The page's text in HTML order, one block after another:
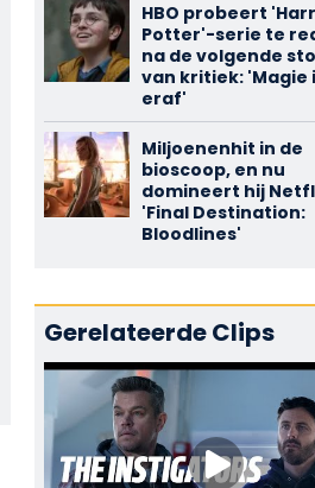
HBO probeert
Potter'-serie te
na de volgende
van kritiek: 'Magie
eraf'
Miljoenenhit in de
bioscoop, en nu
domineert hij
'Final Destination:
Bloodlines'
Gerelateerde Clips